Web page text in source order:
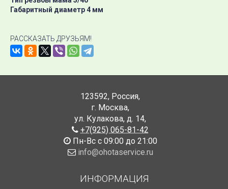
Габаритный диаметр 4 мм
РАССКАЗАТЬ ДРУЗЬЯМ!
123592, Россия,
г. Москва,
ул. Кулакова, д. 14,
+7(925) 065-81-42
Пн-Вс с 09:00 до 21:00
info@ohotaservice.ru
ИНФОРМАЦИЯ